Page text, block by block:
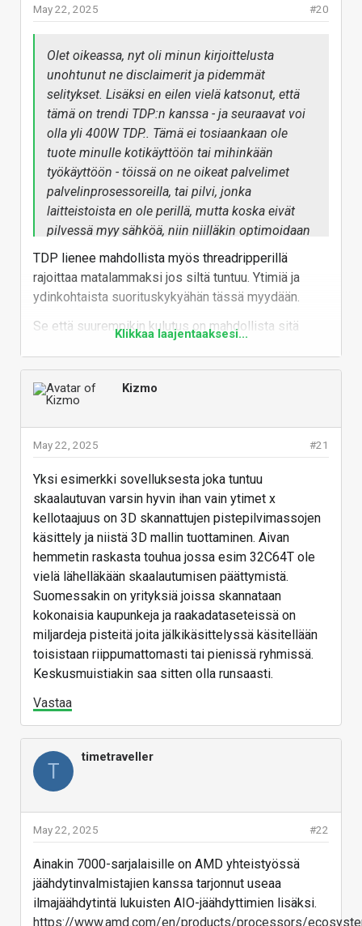
#20
May 22, 2025
Olet oikeassa, nyt oli minun kirjoittelusta
unohtunut ne disclaimerit ja pidemmät
selitykset. Lisäksi en eilen vielä katsonut, että
tämä on trendi TDP:n kanssa - ja seuraavat voi
olla yli 400W TDP.. Tämä ei tosiaankaan ole
tuote minulle kotikäyttöön tai mihinkään
työkäyttöön - töissä on ne oikeat palvelimet
palvelinprosessoreilla, tai pilvi, jonka
laitteistoista en ole perillä, mutta koska eivät
pilvessä myy sähköä, niin niilläkin optimoidaan
perf/watt - joka tässä linjastossa toteutuu tuskin
muilla , kuin sillä kärkipään mallilla. Jos
silläkään.
TDP lienee mahdollista myös threadripperillä
rajoittaa matalammaksi jos siltä tuntuu. Ytimiä ja
ydinkohtaista suorituskykyähän tässä myydään.
Se että suurempikin kulutus on mahdollista sitä
Vastaa
Klikkaa laajentaaksesi...
Kizmo
#21
May 22, 2025
Yksi esimerkki sovelluksesta joka tuntuu
skaalautuvan varsin hyvin ihan vain ytimet x
kellotaajuus on 3D skannattujen pistepilvimassojen
käsittely ja niistä 3D mallin tuottaminen. Aivan
hemmetin raskasta touhua jossa esim 32C64T ole
vielä lähelläkään skaalautumisen päättymistä.
Suomessakin on yrityksiä joissa skannataan
kokonaisia kaupunkeja ja raakadataseteissä on
miljardeja pisteitä joita jälkikäsittelyssä käsitellään
toisistaan riippumattomasti tai pienissä ryhmissä.
Keskusmuistiakin saa sitten olla runsaasti.
Vastaa
T
timetraveller
#22
May 22, 2025
Ainakin 7000-sarjalaisille on AMD yhteistyössä
jäähdytinvalmistajien kanssa tarjonnut useaa
ilmajäähdytintä lukuisten AIO-jäähdyttimien lisäksi.
https://www.amd.com/en/products/processors/